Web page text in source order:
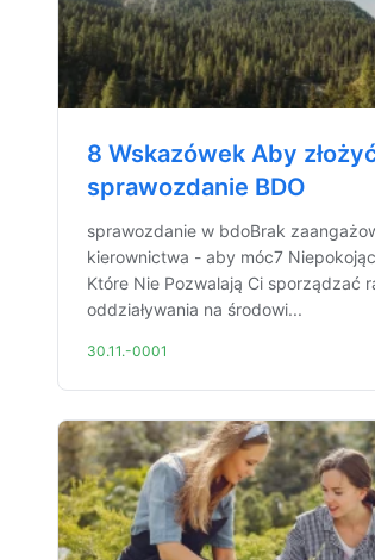
8 Wskazówek Aby
sprawozdanie BDO
sprawozdanie w bdoBrak
kierownictwa - aby móc7
Które Nie Pozwalają Ci sporządzać
oddziaływania na środowi...
30.11.-0001